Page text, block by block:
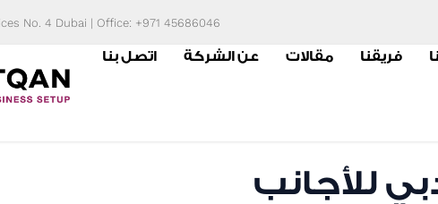
No. 4 Dubai | Office: +971 45686046
فريقنا مقالات عن الشركة اتصل بنا
للأجانب